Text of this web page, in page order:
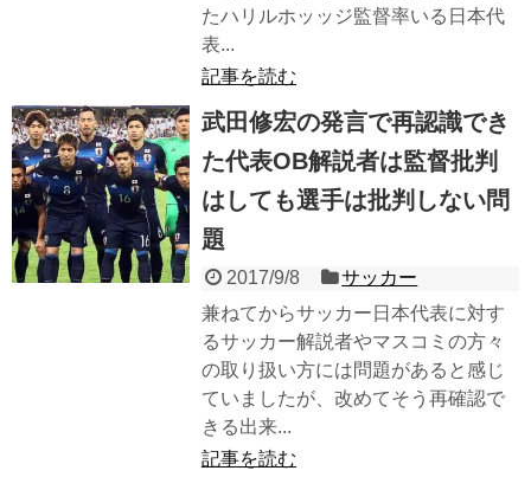
たハリルホッッジ監督率いる日本代
表...
記事を読む
武田修宏の発言で再認識でき
た代表OB解説者は監督批判
はしても選手は批判しない問
題
2017/9/8
サッカー
兼ねてからサッカー日本代表に対す
るサッカー解説者やマスコミの方々
の取り扱い方には問題があると感じ
ていましたが、改めてそう再確認で
きる出来...
記事を読む